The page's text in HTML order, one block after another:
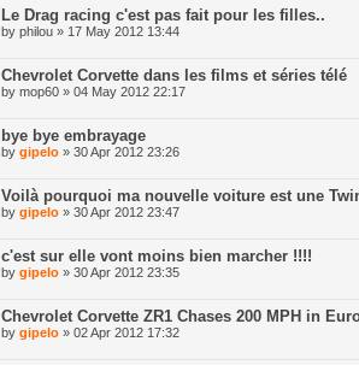
Le Drag racing c'est pas fait pour les filles..
by philou » 17 May 2012 13:44
Chevrolet Corvette dans les films et séries télé
by mop60 » 04 May 2012 22:17
bye bye embrayage
by gipelo » 30 Apr 2012 23:26
Voilà pourquoi ma nouvelle voiture est une
by gipelo » 30 Apr 2012 23:47
c'est sur elle vont moins bien marcher !!!!
by gipelo » 30 Apr 2012 23:35
Chevrolet Corvette ZR1 Chases 200 MPH in
by gipelo » 02 Apr 2012 17:32